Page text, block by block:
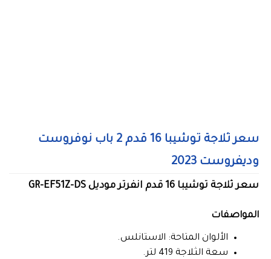
سعر ثلاجة توشيبا 16 قدم 2 باب نوفروست
وديفروست 2023
سعر ثلاجة توشيبا 16 قدم انفرتر موديل GR-EF51Z-DS
المواصفات
الألوان المتاحة: الاستانلس.
سعة الثلاجة 419 لتر.